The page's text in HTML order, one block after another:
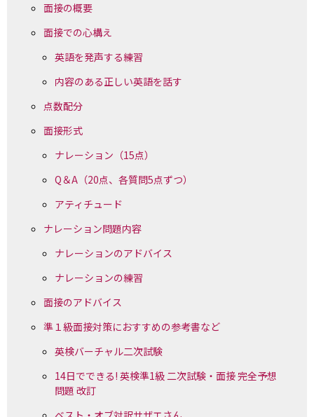
面接の概要
面接での心構え
英語を発声する練習
内容のある正しい英語を話す
点数配分
面接形式
ナレーション（15点）
Q＆A（20点、各質問5点ずつ）
アティチュード
ナレーション問題内容
ナレーションのアドバイス
ナレーションの練習
面接のアドバイス
準１級面接対策におすすめの参考書など
英検バーチャル二次試験
14日でできる! 英検準1級 二次試験・面接 完全予想
問題 改訂